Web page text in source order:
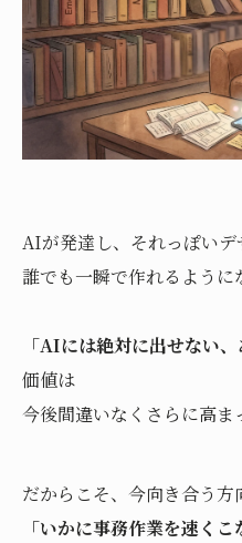
AIが発達し、それっぽいデ
誰でも一瞬で作れるように
「AIには絶対に出せない
価値は
今後間違いなくさらに高ま
だからこそ、今向き合う方
「いかに事務作業を速くこ